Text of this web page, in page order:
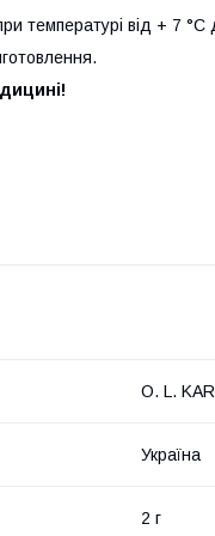
температурі від + 7 °С
O. L.
Україна
2 г